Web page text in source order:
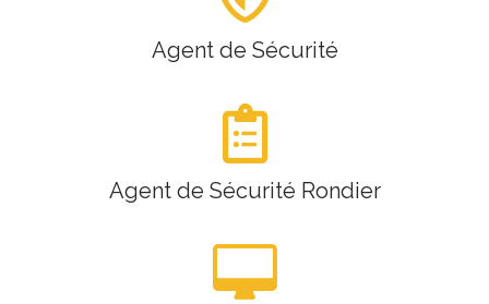
Agent de Sécurité
Agent de Sécurité Rondier